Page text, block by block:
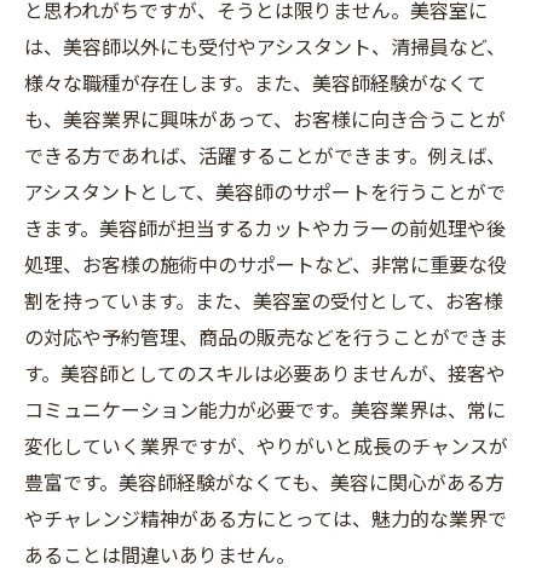
と思われがちですが、そうとは限りません。美容室に
は、美容師以外にも受付やアシスタント、清掃員など、
様々な職種が存在します。また、美容師経験がなくて
も、美容業界に興味があって、お客様に向き合うことが
できる方であれば、活躍することができます。例えば、
アシスタントとして、美容師のサポートを行うことがで
きます。美容師が担当するカットやカラーの前処理や後
処理、お客様の施術中のサポートなど、非常に重要な役
割を持っています。また、美容室の受付として、お客様
の対応や予約管理、商品の販売などを行うことができま
す。美容師としてのスキルは必要ありませんが、接客や
コミュニケーション能力が必要です。美容業界は、常に
変化していく業界ですが、やりがいと成長のチャンスが
豊富です。美容師経験がなくても、美容に関心がある方
やチャレンジ精神がある方にとっては、魅力的な業界で
あることは間違いありません。